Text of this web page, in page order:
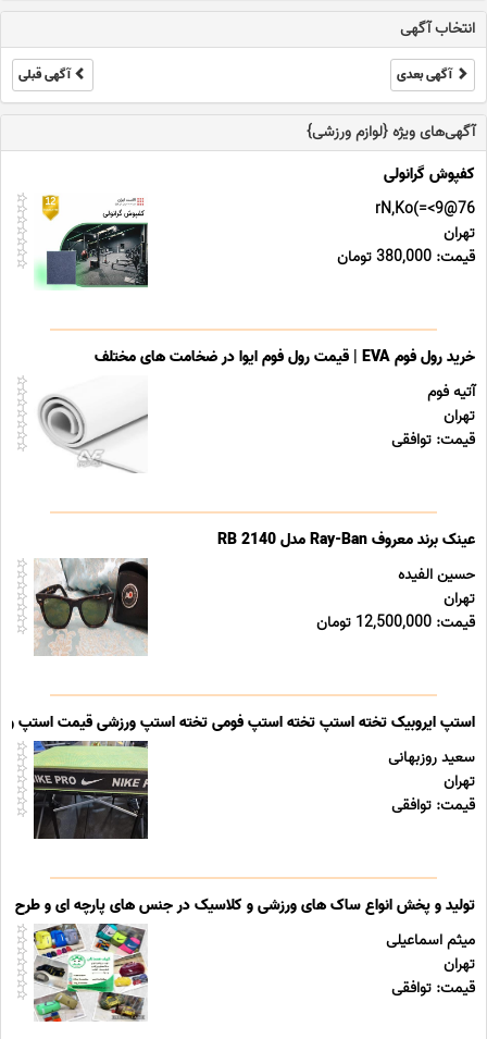
انتخاب آگهی
آگهی بعدی آگهی قبلی
آگهی‌های ویژه {لوازم ورزشی}
کفپوش گرانولی
76@9>=)rN,Ko
تهران
قیمت: 380,000 تومان
خرید رول فوم EVA | قیمت رول فوم ایوا در ضخامت های مختلف
آتیه فوم
تهران
قیمت: توافقی
عینک برند معروف Ray-Ban مدل RB 2140
حسین الفیده
تهران
قیمت: 12,500,000 تومان
استپ ایروبیک تخته استپ تخته استپ فومی تخته استپ ورزشی قیمت استپ
سعید روزبهانی
تهران
قیمت: توافقی
تولید و پخش انواع ساک های ورزشی و کلاسیک در جنس های پارچه ای و طرح
میثم اسماعیلی
تهران
قیمت: توافقی